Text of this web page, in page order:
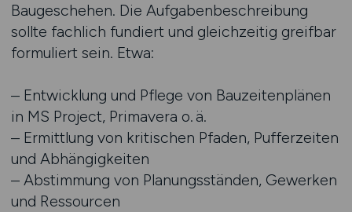
Baugeschehen. Die Aufgabenbeschreibung
sollte fachlich fundiert und gleichzeitig greifbar
formuliert sein. Etwa:
– Entwicklung und Pflege von Bauzeitenplänen
in MS Project, Primavera o. ä.
– Ermittlung von kritischen Pfaden, Pufferzeiten
und Abhängigkeiten
– Abstimmung von Planungsständen, Gewerken
und Ressourcen